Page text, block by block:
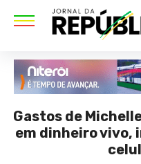
Gastos de
em dinheiro vivo,